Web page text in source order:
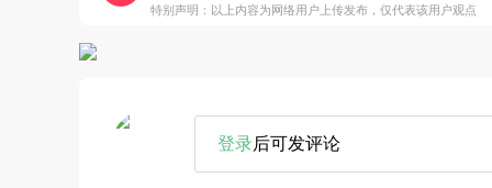
特别声明：以上内容为网络用户上传发布，仅代表该用户观点
登录后可发评论